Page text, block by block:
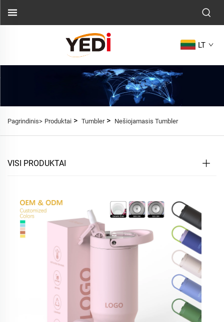
LT
Pagrindinis> Produktai > Tumbler> Nešiojamasis Tumbler
VISI PRODUKTAI